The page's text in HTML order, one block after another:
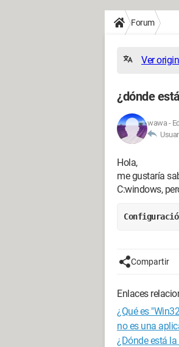
Forum
Ver
¿dónde
wawa-
Hola,
me gustaría
C:windows,
Compartir
Enlaces
¿Qué es
no es una
¿Dónde está